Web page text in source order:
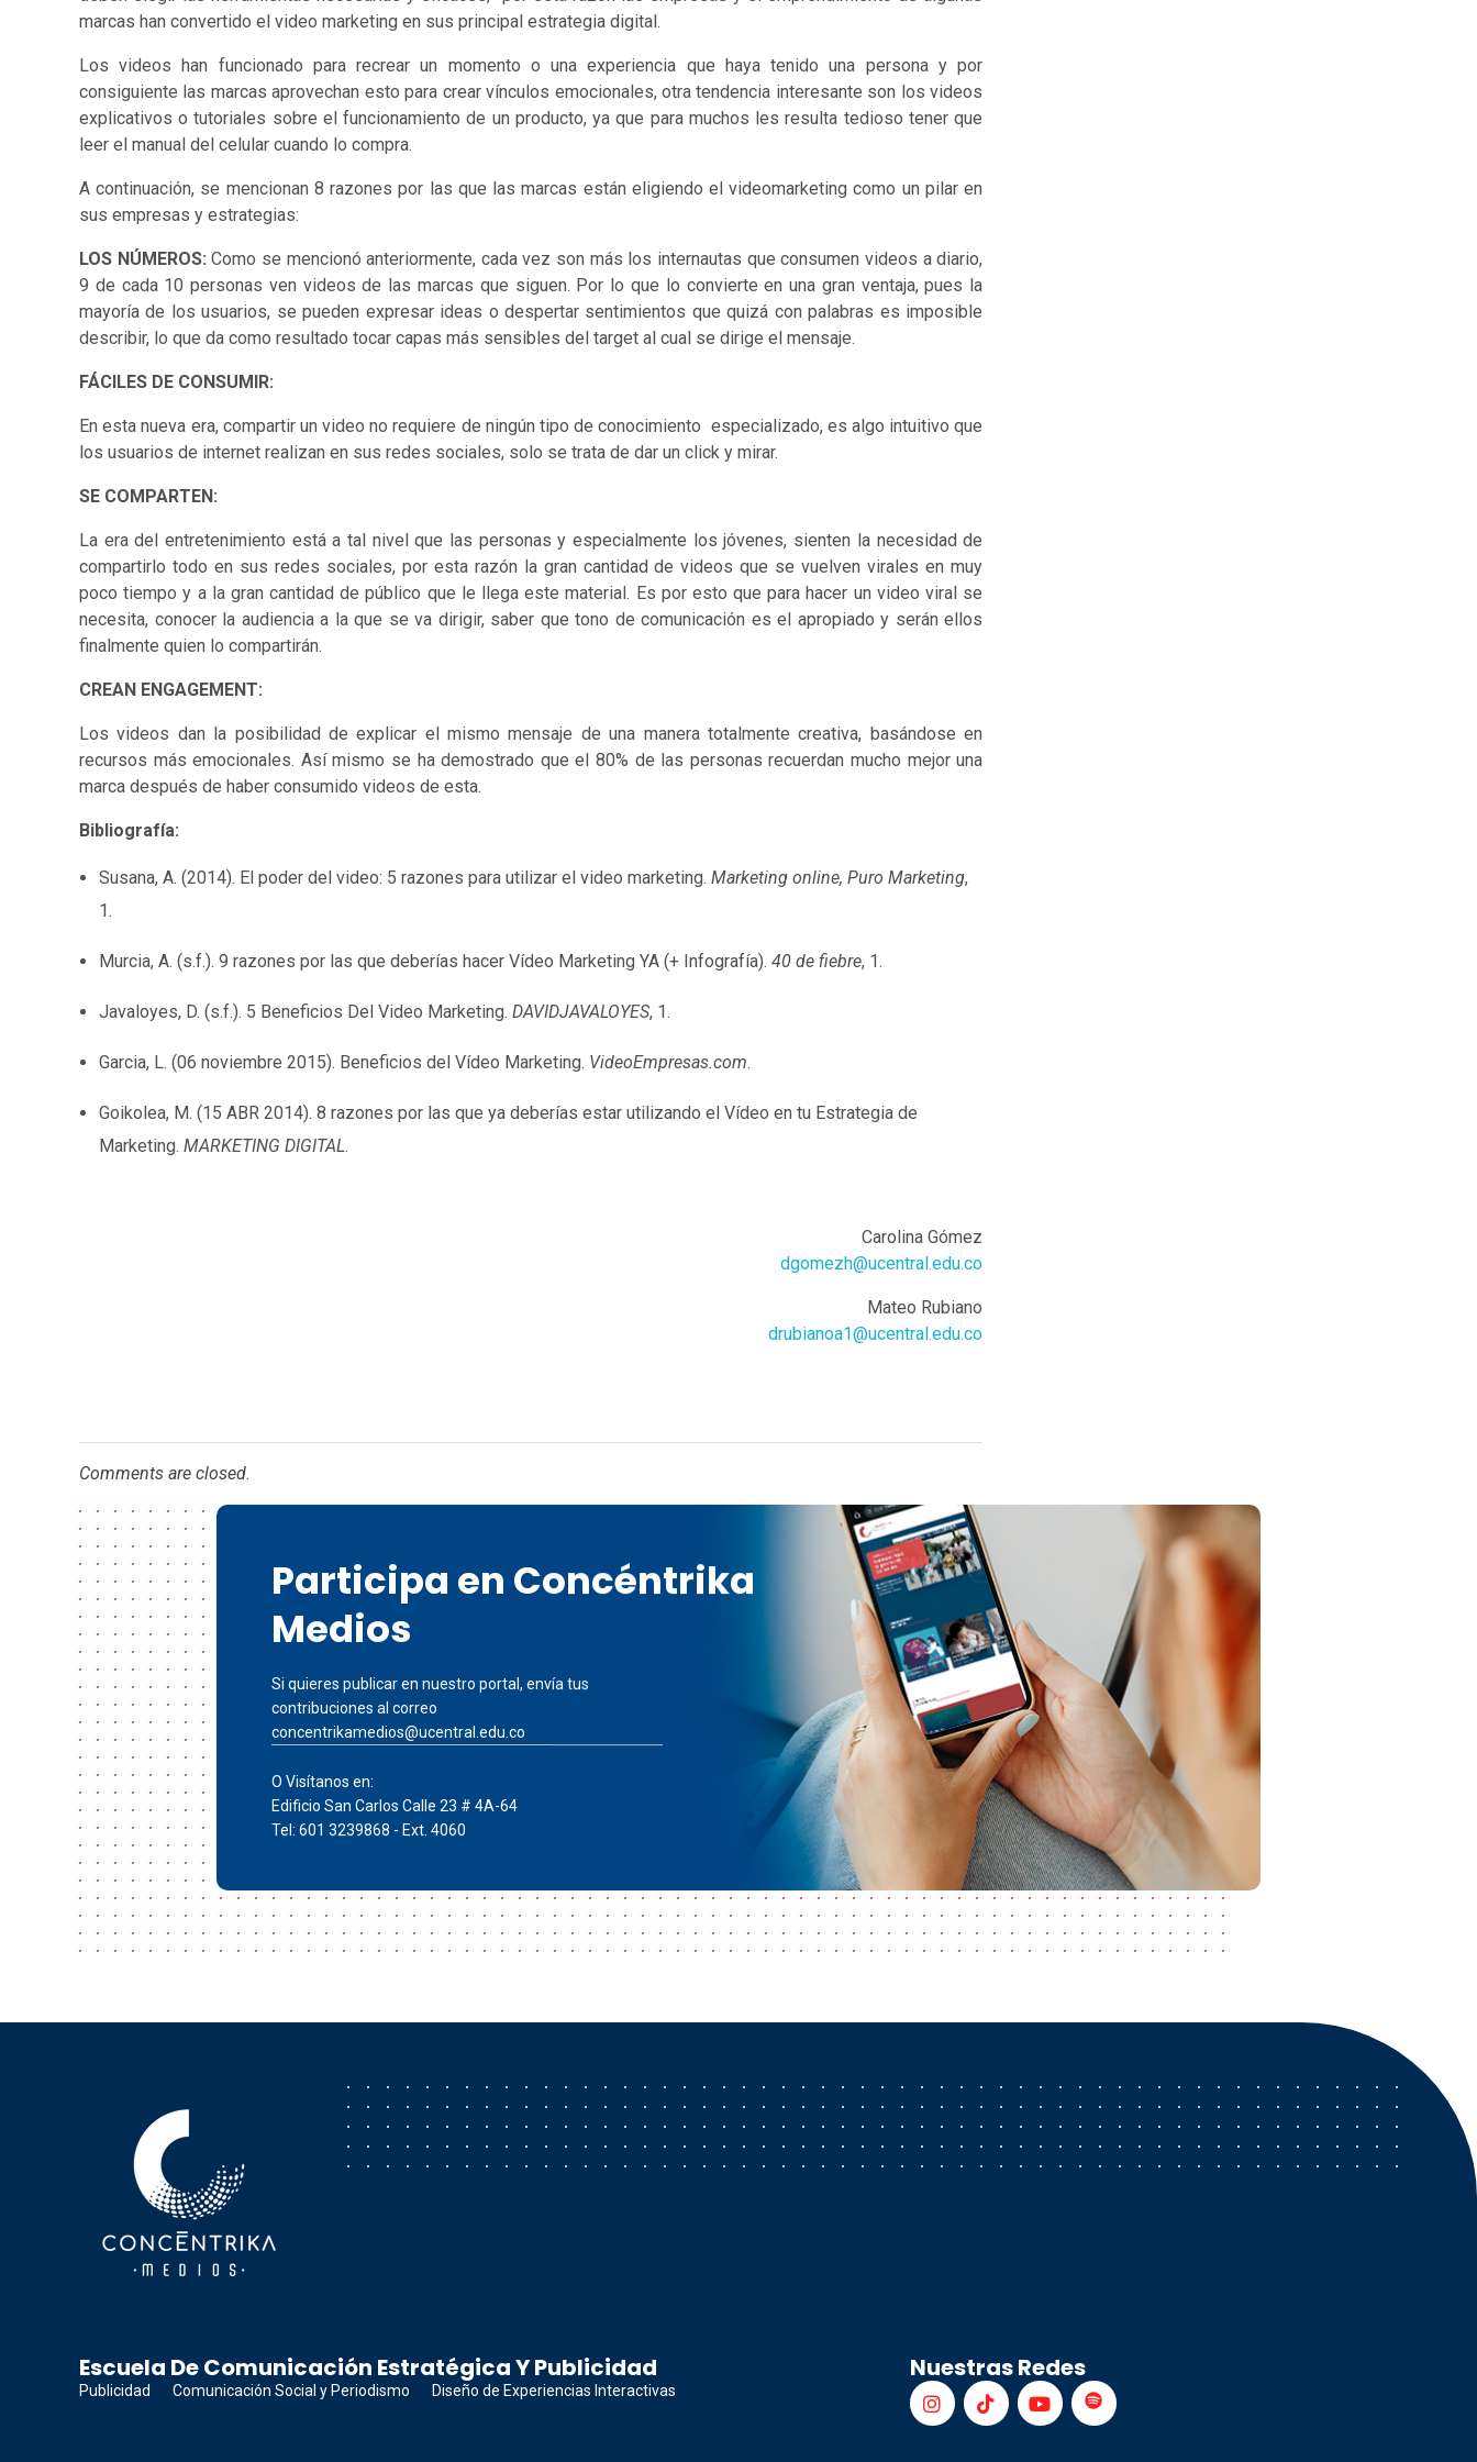
marcas han convertido el video marketing en sus principal estrategia digital.
Los videos han funcionado para recrear un momento o una experiencia que haya tenido una persona y por
consiguiente las marcas aprovechan esto para crear vínculos emocionales, otra tendencia interesante son los videos
explicativos o tutoriales sobre el funcionamiento de un producto, ya que para muchos les resulta tedioso tener que
leer el manual del celular cuando lo compra.
A continuación, se mencionan 8 razones por las que las marcas están eligiendo el videomarketing como un pilar en
sus empresas y estrategias:
LOS NÚMEROS:Como se mencionó anteriormente, cada vez son más los internautas que consumen videos a diario,
9 de cada 10 personas ven videos de las marcas que siguen. Por lo que lo convierte en una gran ventaja, pues la
mayoría de los usuarios, se pueden expresar ideas o despertar sentimientos que quizá con palabras es imposible
describir, lo que da como resultado tocar capas más sensibles del target al cual se dirige el mensaje.
FÁCILES DE CONSUMIR:
En esta nueva era, compartir un video no requiere de ningún tipo de conocimiento especializado, es algo intuitivo que
los usuarios de internet realizan en sus redes sociales, solo se trata de dar un click y mirar.
SE COMPARTEN:
La era del entretenimiento está a tal nivel que las personas y especialmente los jóvenes, sienten la necesidad de
compartirlo todo en sus redes sociales, por esta razón la gran cantidad de videos que se vuelven virales en muy
poco tiempo y a la gran cantidad de público que le llega este material. Es por esto que para hacer un video viral se
necesita, conocer la audiencia a la que se va dirigir, saber que tono de comunicación es el apropiado y serán ellos
finalmente quien lo compartirán.
CREAN ENGAGEMENT:
Los videos dan la posibilidad de explicar el mismo mensaje de una manera totalmente creativa, basándose en
recursos más emocionales. Así mismo se ha demostrado que el 80% de las personas recuerdan mucho mejor una
marca después de haber consumido videos de esta.
Bibliografía:
Susana, A. (2014). El poder del video: 5 razones para utilizar el video marketing. Marketing online, Puro Marketing,
1.
Murcia, A. (s.f.). 9 razones por las que deberías hacer Vídeo Marketing YA (+ Infografía). 40 de fiebre, 1.
Javaloyes, D. (s.f.). 5 Beneficios Del Video Marketing. DAVIDJAVALOYES, 1.
Garcia, L. (06 noviembre 2015). Beneficios del Vídeo Marketing. VideoEmpresas.com.
Goikolea, M. (15 ABR 2014). 8 razones por las que ya deberías estar utilizando el Vídeo en tu Estrategia de
Marketing. MARKETING DIGITAL.
Carolina Gómez
dgomezh@ucentral.edu.co
Mateo Rubiano
drubianoa1@ucentral.edu.co
Comments are closed.
Participa en Concéntrika
Medios
Si quieres publicar en nuestro portal, envía tus
contribuciones al correo
concentrikamedios@ucentral.edu.co
O Visítanos en:
Edificio San Carlos Calle 23 # 4A-64
Tel: 601 3239868 - Ext. 4060
Escuela De Comunicación Estratégica Y Publicidad
Publicidad Comunicación Social y Periodismo Diseño de Experiencias Interactivas
Nuestras Redes